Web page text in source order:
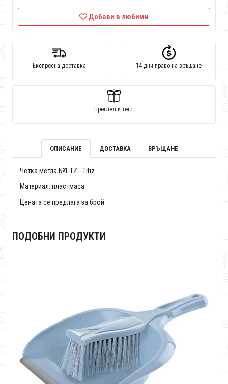
Добави в любими
Експресна доставка 14 дни право на връщане
Преглед и тест
ОПИСАНИЕ ДОСТАВКА ВРЪЩАНЕ
Четка метла №1 TZ - Titiz
Материал: пластмаса
Цената се предлага за брой
ПОДОБНИ ПРОДУКТИ